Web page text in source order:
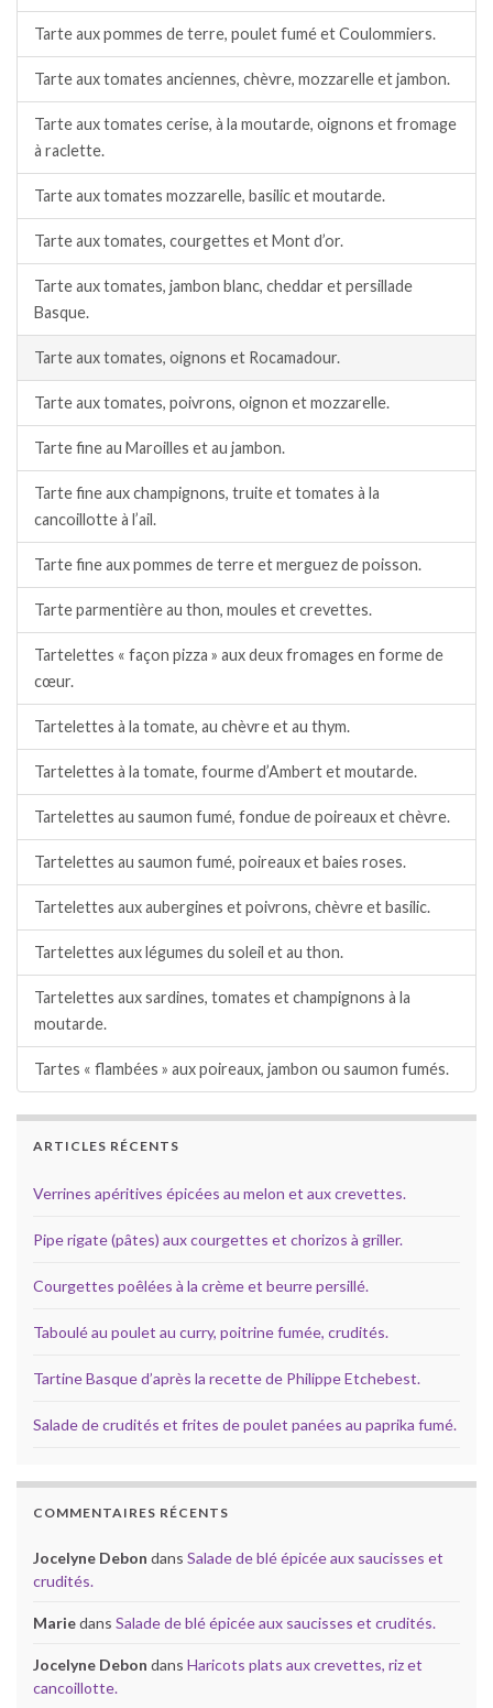
Tarte aux pommes de terre, poulet fumé et Coulommiers.
Tarte aux tomates anciennes, chèvre, mozzarelle et jambon.
Tarte aux tomates cerise, à la moutarde, oignons et fromage
à raclette.
Tarte aux tomates mozzarelle, basilic et moutarde.
Tarte aux tomates, courgettes et Mont d’or.
Tarte aux tomates, jambon blanc, cheddar et persillade
Basque.
Tarte aux tomates, oignons et Rocamadour.
Tarte aux tomates, poivrons, oignon et mozzarelle.
Tarte fine au Maroilles et au jambon.
Tarte fine aux champignons, truite et tomates à la
cancoillotte à l’ail.
Tarte fine aux pommes de terre et merguez de poisson.
Tarte parmentière au thon, moules et crevettes.
Tartelettes « façon pizza » aux deux fromages en forme de
cœur.
Tartelettes à la tomate, au chèvre et au thym.
Tartelettes à la tomate, fourme d’Ambert et moutarde.
Tartelettes au saumon fumé, fondue de poireaux et chèvre.
Tartelettes au saumon fumé, poireaux et baies roses.
Tartelettes aux aubergines et poivrons, chèvre et basilic.
Tartelettes aux légumes du soleil et au thon.
Tartelettes aux sardines, tomates et champignons à la
moutarde.
Tartes « flambées » aux poireaux, jambon ou saumon fumés.
ARTICLES RÉCENTS
Verrines apéritives épicées au melon et aux crevettes.
Pipe rigate (pâtes) aux courgettes et chorizos à griller.
Courgettes poêlées à la crème et beurre persillé.
Taboulé au poulet au curry, poitrine fumée, crudités.
Tartine Basque d’après la recette de Philippe Etchebest.
Salade de crudités et frites de poulet panées au paprika fumé.
COMMENTAIRES RÉCENTS
Jocelyne Debon dans Salade de blé épicée aux saucisses et
crudités.
Mariedans Salade de blé épicée aux saucisses et crudités.
Jocelyne Debon dans Haricots plats aux crevettes, riz et
cancoillotte.